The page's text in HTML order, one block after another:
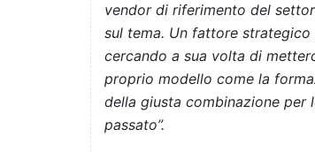
vendor di riferimento del
sul tema. Un fattore
cercando a sua volta di
proprio modello come la
della giusta combinazione per
passato”.